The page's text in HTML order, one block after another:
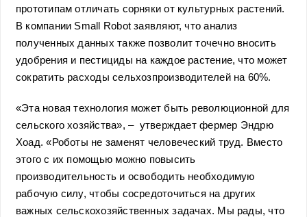
прототипам отличать сорняки от культурных растений.
В компании Small Robot заявляют, что анализ
полученных данных также позволит точечно вносить
удобрения и пестициды на каждое растение, что может
сократить расходы сельхозпроизводителей на 60%.
«Эта новая технология может быть революционной для
сельского хозяйства», – утверждает фермер Эндрю
Хоад. «Роботы не заменят человеческий труд. Вместо
этого с их помощью можно повысить
производительность и освободить необходимую
рабочую силу, чтобы сосредоточиться на других
важных сельскохозяйственных задачах. Мы рады, что